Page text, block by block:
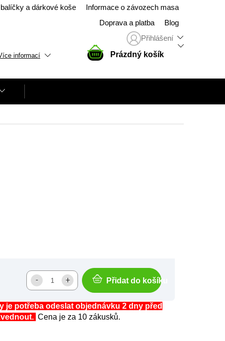
a dárkové koše
Informace o závozech masa
Doprava a platba
Blog
Přihlášení
informací
NÁKUPNÍ
KOŠÍK
Prázdný košík
Přidat do košíku
je potřeba odeslat objednávku 2 dny před
Cena je za 10 zákusků.